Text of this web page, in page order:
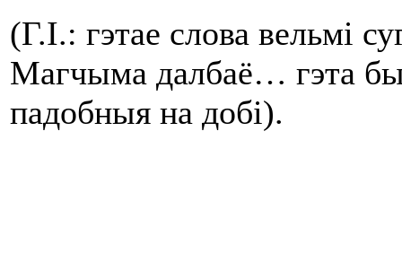
(Г.І.: гэтае слова вельмі
Магчыма далбаё… гэта
падобныя на добі).